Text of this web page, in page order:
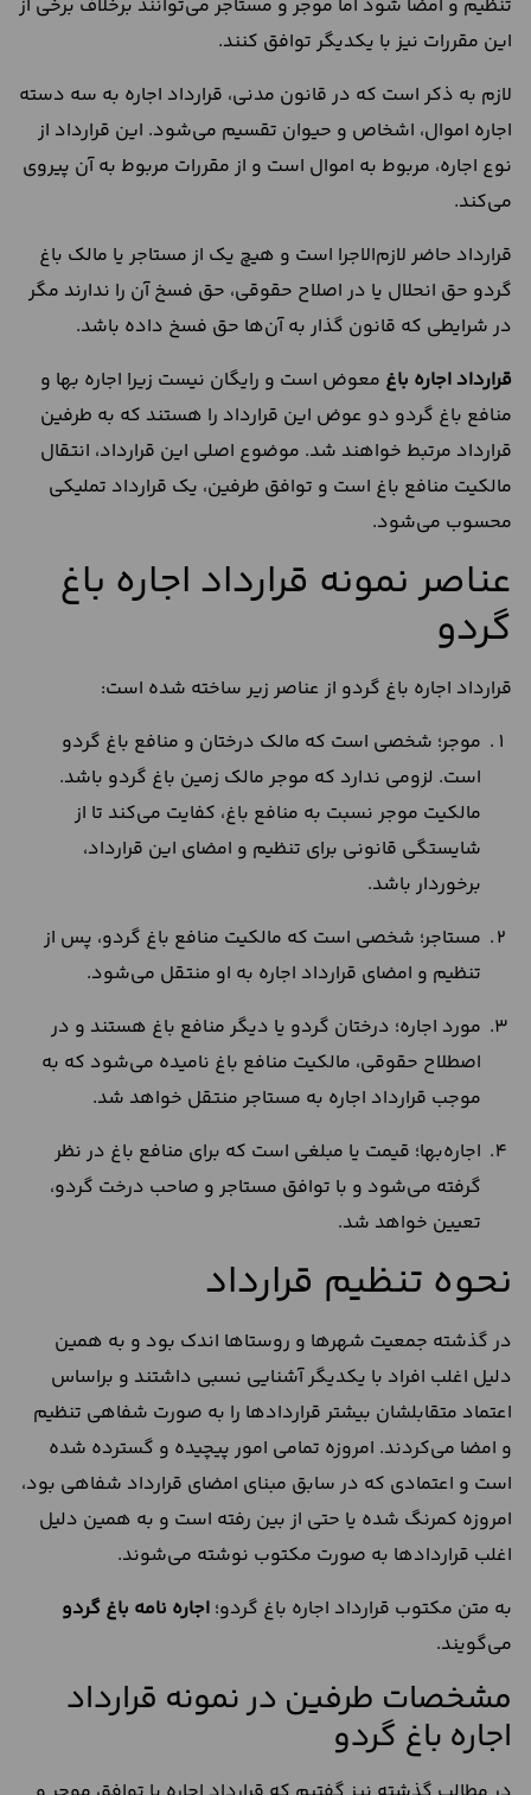
تنظیم و امضا شود اما موجر و مستاجر می‌توانند برخلاف برخی از
این مقررات نیز با یکدیگر توافق کنند.
لازم به ذکر است که در قانون مدنی، قرارداد اجاره به سه دسته
اجاره اموال، اشخاص و حیوان تقسیم می‌شود. این قرارداد از
نوع اجاره، مربوط به اموال است و از مقررات مربوط به آن پیروی
می‌کند.
قرارداد حاضر لازم‌الاجرا است و هیچ یک از مستاجر یا مالک باغ
گردو حق انحلال یا در اصلاح حقوقی، حق فسخ آن را ندارند مگر
در شرایطی که قانون گذار به آن‌ها حق فسخ داده باشد.
قرارداد اجاره باغ معوض است و رایگان نیست زیرا اجاره بها و
منافع باغ گردو دو عوض این قرارداد را هستند که به طرفین
قرارداد مرتبط خواهند شد. موضوع اصلی این قرارداد، انتقال
مالکیت منافع باغ است و توافق طرفین، یک قرارداد تملیکی
محسوب می‌شود.
عناصر نمونه قرارداد اجاره باغ
گردو
قرارداد اجاره باغ گردو از عناصر زیر ساخته شده است:
موجر؛ شخصی است که مالک درختان و منافع باغ گردو
است. لزومی ندارد که موجر مالک زمین باغ گردو باشد.
مالکیت موجر نسبت به منافع باغ، کفایت می‌کند تا از
شایستگی قانونی برای تنظیم و امضای این قرارداد،
برخوردار باشد.
مستاجر؛ شخصی است که مالکیت منافع باغ گردو، پس از
تنظیم و امضای قرارداد اجاره به او منتقل می‌شود.
مورد اجاره؛ درختان گردو یا دیگر منافع باغ هستند و در
اصطلاح حقوقی، مالکیت منافع باغ نامیده می‌شود که به
موجب قرارداد اجاره به مستاجر منتقل خواهد شد.
اجاره‌بها؛ قیمت یا مبلغی است که برای منافع باغ در نظر
گرفته می‌شود و با توافق مستاجر و صاحب درخت گردو،
تعیین خواهد شد.
نحوه تنظیم قرارداد
در گذشته جمعیت شهرها و روستاها اندک بود و به همین
دلیل اغلب افراد با یکدیگر آشنایی نسبی داشتند و براساس
اعتماد متقابلشان بیشتر قراردادها را به صورت شفاهی تنظیم
و امضا می‌کردند. امروزه تمامی امور پیچیده و گسترده شده
است و اعتمادی که در سابق مبنای امضای قرارداد شفاهی بود،
امروزه کمرنگ شده یا حتی از بین رفته است و به همین دلیل
اغلب قراردادها به صورت مکتوب نوشته می‌شوند.
به متن مکتوب قرارداد اجاره باغ گردو؛ اجاره نامه باغ گردو
می‌گویند.
مشخصات طرفین در نمونه قرارداد
اجاره باغ گردو